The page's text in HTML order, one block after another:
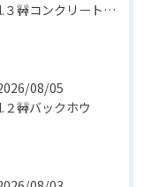
Vol.３🚧コンクリートポンプ車
08/05
２🚧バックホウ